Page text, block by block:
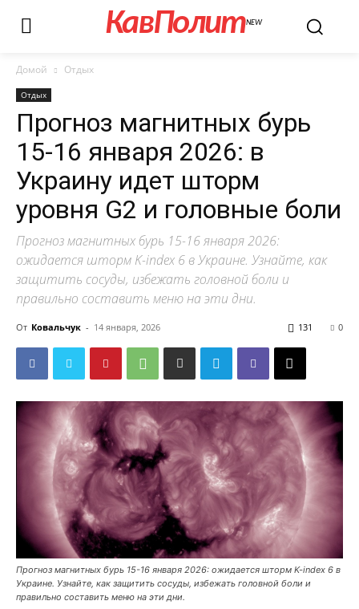
КавПолитNEW
Домой Отдых
Отдых
Прогноз магнитных бурь
15-16 января 2026: в
Украину идет шторм
уровня G2 и головные боли
Прогноз магнитных бурь 15-16 января 2026:
ожидается шторм K-index 6 в Украине. Узнайте, как
защитить сосуды, избежать головной боли и
правильно составить меню на эти дни.
От Ковальчук - 14 января, 2026 0
131
Прогноз магнитных бурь 15-16 января 2026: ожидается шторм K-index 6 в
Украине. Узнайте, как защитить сосуды, избежать головной боли и
правильно составить меню на эти дни.